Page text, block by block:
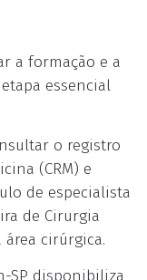
a formação e a
essencial
o registro
(CRM) e
de especialista
de Cirurgia
área cirúrgica.
SP disponibiliza